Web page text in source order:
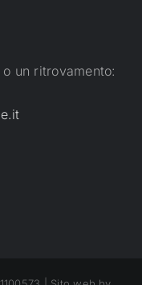
un ritrovamento: